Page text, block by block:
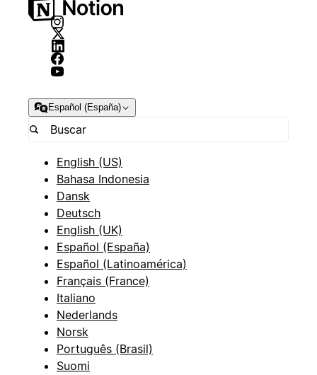
Español (España)
English (US)
Bahasa Indonesia
Dansk
Deutsch
English (UK)
Español (España)
Español (Latinoamérica)
Français (France)
Italiano
Nederlands
Norsk
Português (Brasil)
Suomi